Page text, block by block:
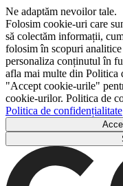
Ne adaptăm nevoilor tale.
Folosim cookie-uri care
să colectăm informații,
folosim în scopuri
personaliza conținutul în
afla mai multe din Politica
"Accept cookie-urile"
cookie-urilor. Politica de
Politica de confidențialitate